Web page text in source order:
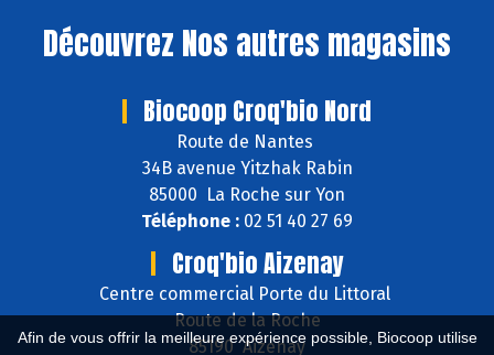
Afin de vous offrir la meilleure expérience possible, Biocoop utilise
Découvrez Nos autres magasins
Biocoop Croq'bio Nord
Route de Nantes
34B avenue Yitzhak Rabin
85000 La Roche sur Yon
Téléphone : 02 51 40 27 69
Croq'bio Aizenay
Centre commercial Porte du Littoral
Route de la Roche
85190 Aizenay